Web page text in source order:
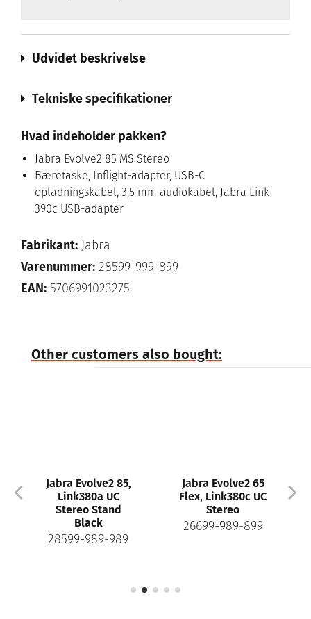
Udvidet beskrivelse
Tekniske specifikationer
Hvad indeholder pakken?
Jabra Evolve2 85 MS Stereo
Bæretaske, Inflight-adapter, USB-C
opladningskabel, 3,5 mm audiokabel, Jabra Link
390c USB-adapter
Fabrikant: Jabra
Varenummer: 28599-999-899
EAN: 5706991023275
Other customers also bought:
Jabra Evolve2 85,
Link380a UC
Stereo Stand
Black
28599-989-989
Jabra Evolve2 65
Flex, Link380c UC
Stereo
26699-989-899